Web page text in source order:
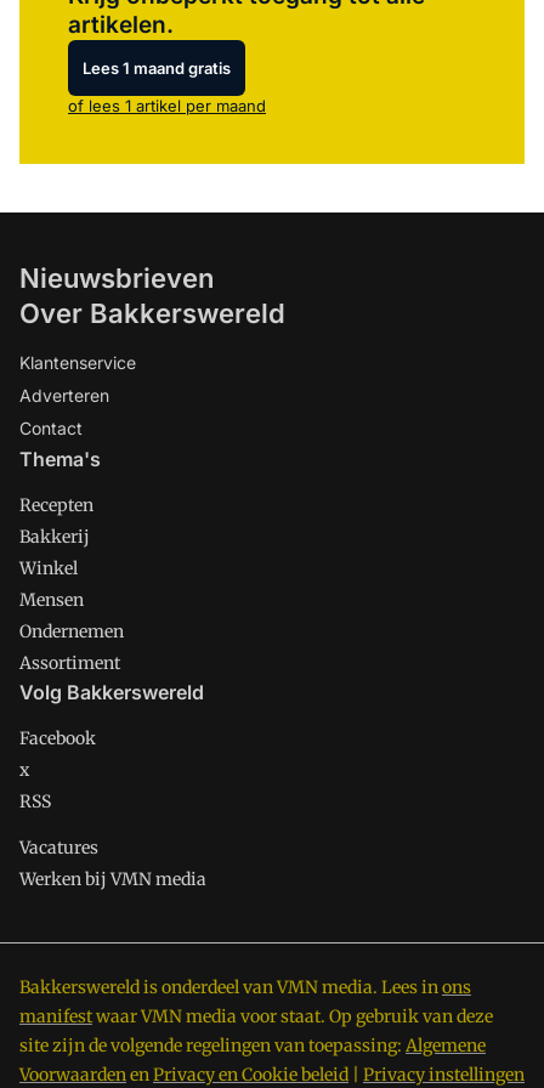
artikelen.
Lees 1 maand gratis
of lees 1 artikel per maand
Nieuwsbrieven
Over Bakkerswereld
Klantenservice
Adverteren
Contact
Thema's
Recepten
Bakkerij
Winkel
Mensen
Ondernemen
Assortiment
Volg Bakkerswereld
Facebook
x
RSS
Vacatures
Werken bij VMN media
Bakkerswereld is onderdeel van VMN media. Lees inons
manifestwaar VMN media voor staat. Op gebruik van deze
site zijn de volgende regelingen van toepassing: Algemene
VoorwaardenenPrivacy en Cookie beleid Privacy instellingen